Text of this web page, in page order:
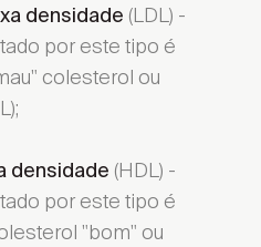
densidade (LDL) -
por este tipo é
colesterol ou
densidade (HDL) -
por este tipo é
"bom" ou